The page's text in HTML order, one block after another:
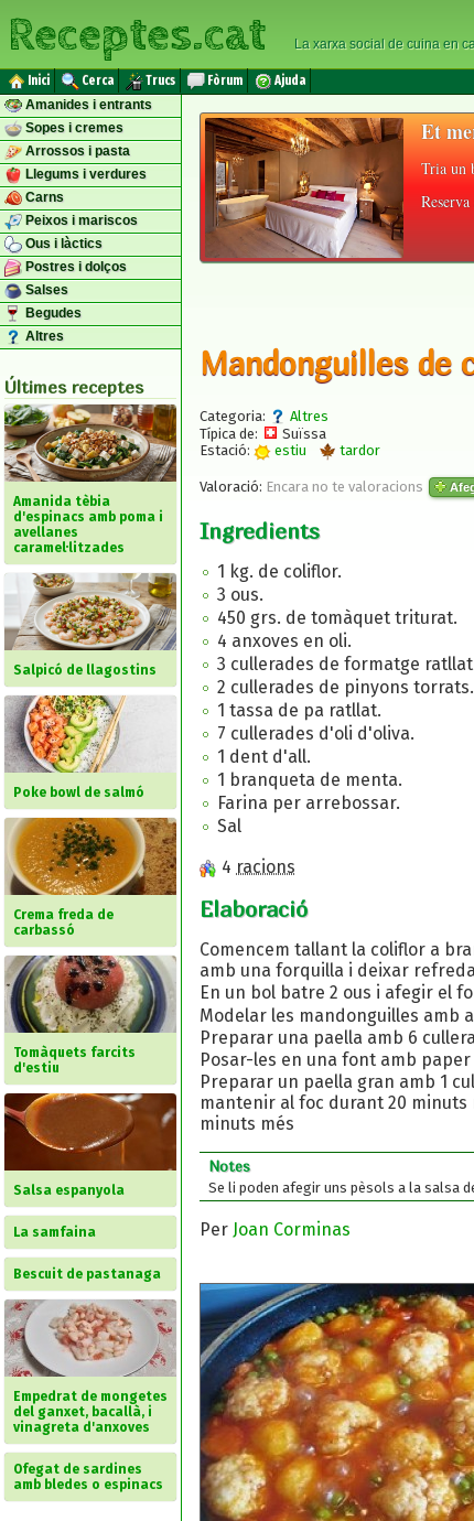
Receptes.cat La xarxa social de cuina en
Inici Cerca Trucs Fòrum Ajuda
Amanides i entrants
Sopes i cremes
Arrossos i pasta
Llegums i verdures
Carns
Peixos i mariscos
Ous i làctics
Postres i dolços
Salses
Begudes
Altres
Últimes receptes
Amanida tèbia
d'espinacs amb poma i
avellanes
caramel·litzades
Salpicó de llagostins
Poke bowl de salmó
Crema freda de
carbassó
Tomàquets farcits
d'estiu
Salsa espanyola
La samfaina
Bescuit de pastanaga
Empedrat de mongetes
del ganxet, bacallà, i
vinagreta d'anxoves
Ofegat de sardines
amb bledes o espinacs
Et
Tria un
Mandonguilles de
Categoria:
Altres
Típica de:
Suïssa
Estació:
estiu tardor
Valoració: Encara no te valoracions
Ingredients
1 kg. de coliflor.
3 ous.
450 grs. de tomàquet triturat.
4 anxoves en oli.
3 cullerades de formatge
2 cullerades de pinyons torrats.
1 tassa de pa ratllat.
7 cullerades d'oli d'oliva.
1 dent d'all.
1 branqueta de menta.
Farina per arrebossar.
Sal
4 racions
Elaboració
Comencem tallant la coliflor a
amb una forquilla i deixar
En un bol batre 2 ous i afegir el
Modelar les mandonguilles amb
Preparar una paella amb 6
Posar-les en una font amb
Preparar un paella gran amb 1
mantenir al foc durant 20
minuts més
Notes
Se li poden afegir uns pèsols a la salsa
Per Joan Corminas